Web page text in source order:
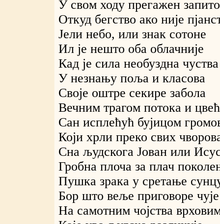
У свом ходу прегажен запито
Откуд бегство ако није
Јели небо, или знак сотоне
Ил је нешто оба облачније
Кад је сила необуздна чуства
У незнању поља и класова
Своје оштре секире забола
Вечним трагом потока и
Сан исплећућ бујицом
Који хрли преко свих
Сна људскога Јован или
Гробна плоча за плач
Пушка зрака у сретање
Бор што веље приговоре чује
На самотним чојства